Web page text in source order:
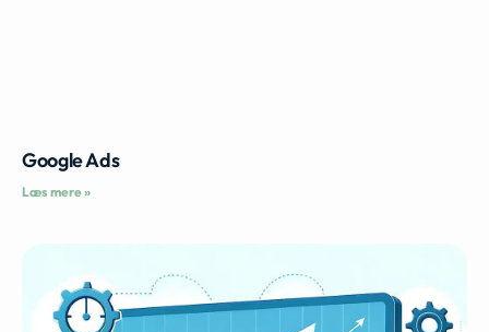
Google Ads
Læs mere »